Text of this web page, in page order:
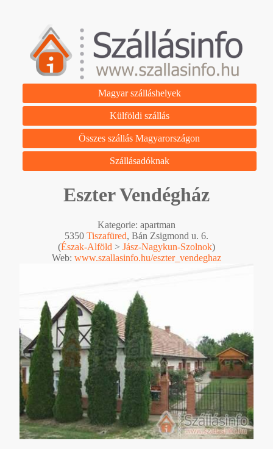
Magyar szálláshelyek
Külföldi szállás
Összes szállás Magyarországon
Szállásadóknak
Eszter Vendégház
Kategorie: apartman
5350 Tiszafüred, Bán Zsigmond u. 6.
(Észak-Alföld > Jász-Nagykun-Szolnok)
Web: www.szallasinfo.hu/eszter_vendeghaz